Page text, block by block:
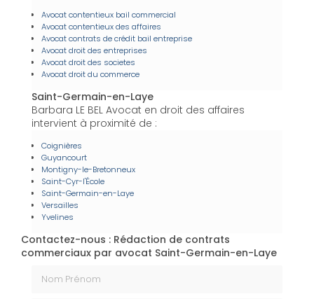
Avocat contentieux bail commercial
Avocat contentieux des affaires
Avocat contrats de crédit bail entreprise
Avocat droit des entreprises
Avocat droit des societes
Avocat droit du commerce
Saint-Germain-en-Laye
Barbara LE BEL Avocat en droit des affaires
intervient à proximité de :
Coignières
Guyancourt
Montigny-le-Bretonneux
Saint-Cyr-l'École
Saint-Germain-en-Laye
Versailles
Yvelines
Contactez-nous : Rédaction de contrats
commerciaux par avocat Saint-Germain-en-Laye